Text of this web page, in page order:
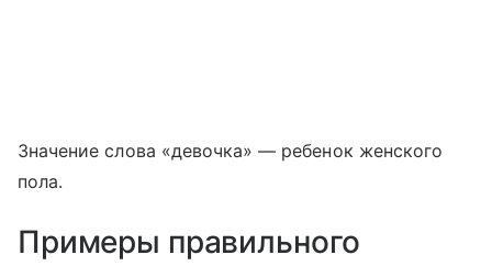
Значение слова «девочка» — ребенок женского
пола.
Примеры правильного